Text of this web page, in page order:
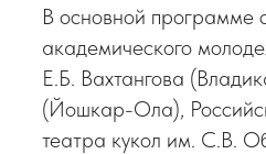
В основной программе
академического
Е.Б. Вахтангова
(Йошкар-Ола),
театра кукол им. С.В.